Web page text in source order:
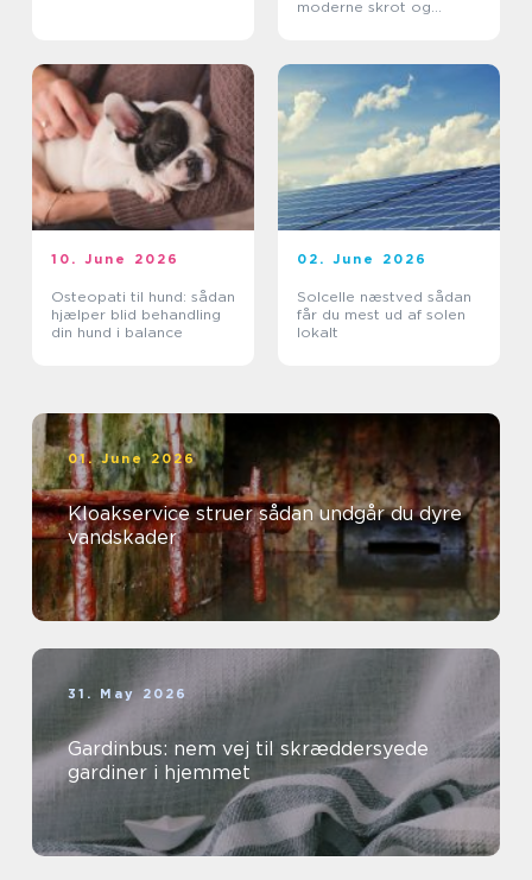
moderne skrot og
10. June 2026
Osteopati til hund: sådan
hjælper blid behandling
din hund i balance
02. June 2026
Solcelle næstved sådan
får du mest ud af solen
lokalt
01. June 2026
Kloakservice struer sådan undgår du dyre
vandskader
31. May 2026
Gardinbus: nem vej til skræddersyede
gardiner i hjemmet